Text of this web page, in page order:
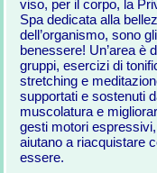
viso, per il corpo, la
Spa dedicata alla
dell’organismo, sono
benessere! Un’area è
gruppi, esercizi di
stretching e
supportati e sostenuti
muscolatura e
gesti motori
aiutano a riacquistare
essere.